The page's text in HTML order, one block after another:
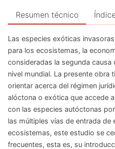
Resumen técnico
Las especies exóticas
para los ecosistemas, la
consideradas la segunda
nivel mundial. La presente obra
orientar acerca del régimen
alóctona o exótica que accede
con las especies autóctonas
las múltiples vías de entrada de
ecosistemas, este estudio se
frecuentes, esta es, su